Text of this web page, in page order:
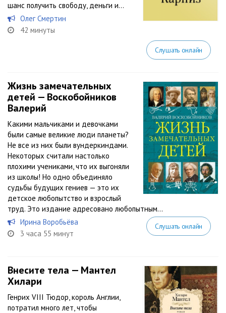
шанс получить свободу, деньги и...
Олег Смертин
42 минуты
Слушать онлайн
Жизнь замечательных
детей — Воскобойников
Валерий
Какими мальчиками и девочками
были самые великие люди планеты?
Не все из них были вундеркиндами.
Некоторых считали настолько
плохими учениками, что их выгоняли
из школы! Но одно объединяло
судьбы будущих гениев — это их
детское любопытство и взрослый
труд. Это издание адресовано любопытным...
Ирина Воробьёва
3 часа 55 минут
Слушать онлайн
Внесите тела — Мантел
Хилари
Генрих VIII Тюдор, король Англии,
потратил много лет, чтобы